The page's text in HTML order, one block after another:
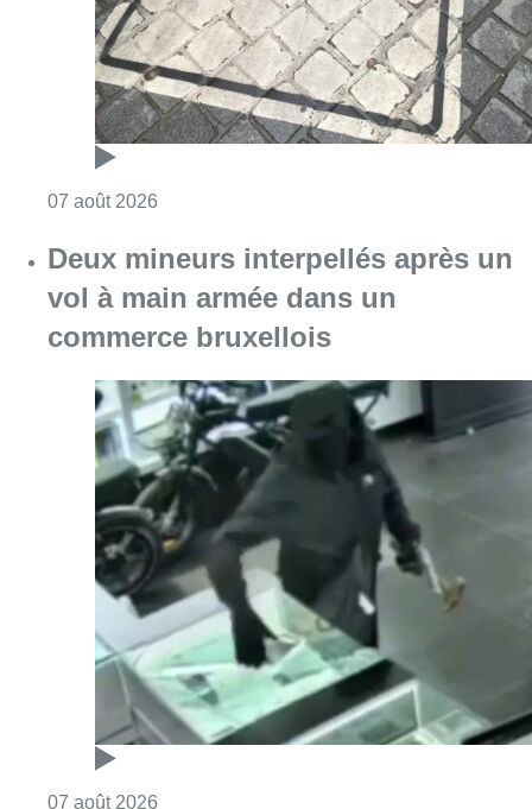
commerce bruxellois
07 août 2026Consulter l'article "Deux mineurs
Partager l'article
Facebook
TwitterWhatsApp
Share
02 juin 2026 - 08h39
11 juin 2026- 11h03
Anderlecht
Foyer anderlechtois
Lotfi Mostefa
Anderlecht